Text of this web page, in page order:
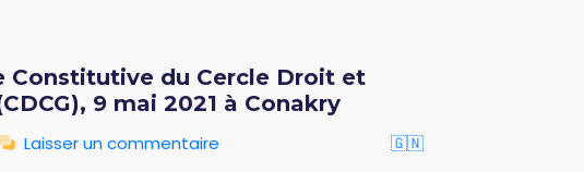
Constitutive du Cercle Droit et
9 mai 2021 à Conakry
Laisser un commentaire
🇬🇳